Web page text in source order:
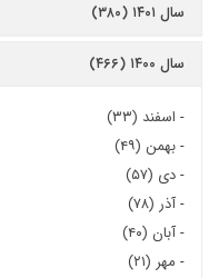
سال ۱۴۰۱ (۳۸۰)
سال ۱۴۰۰ (۴۶۶)
- اسفند (۳۳)
-بهمن (۴۹)
-دی (۵۷)
-آذر (۷۸)
-آبان (۴۰)
- مهر (۲۱)